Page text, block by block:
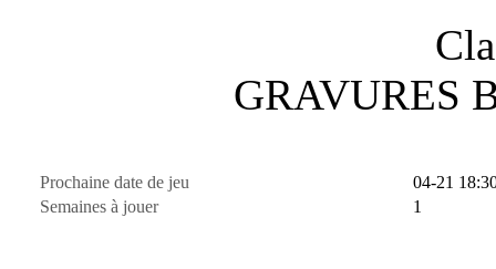
GRAVURES
Prochaine date de jeu
04-21
Semaines à jouer
1